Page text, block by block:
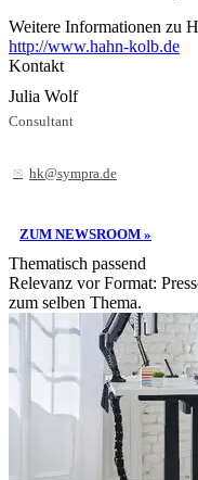
Weitere Informationen zu
http://www.hahn-kolb.de
Kontakt
Julia Wolf
Consultant
hk@sympra.de
ZUM NEWSROOM »
Thematisch passend
Relevanz vor Format:
zum selben Thema.